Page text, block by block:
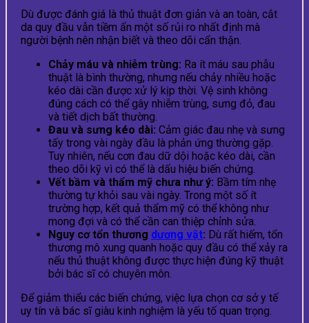
Dù được đánh giá là thủ thuật đơn giản và an toàn, cắt
da quy đầu vẫn tiềm ẩn một số rủi ro nhất định mà
người bệnh nên nhận biết và theo dõi cẩn thận.
Chảy máu và nhiễm trùng: Ra ít máu sau phẫu
thuật là bình thường, nhưng nếu chảy nhiều hoặc
kéo dài cần được xử lý kịp thời. Vệ sinh không
đúng cách có thể gây nhiễm trùng, sưng đỏ, đau
và tiết dịch bất thường.
Đau và sưng kéo dài: Cảm giác đau nhẹ và sưng
tấy trong vài ngày đầu là phản ứng thường gặp.
Tuy nhiên, nếu cơn đau dữ dội hoặc kéo dài, cần
theo dõi kỹ vì có thể là dấu hiệu biến chứng.
Vết bầm và thẩm mỹ chưa như ý: Bầm tím nhẹ
thường tự khỏi sau vài ngày. Trong một số ít
trường hợp, kết quả thẩm mỹ có thể không như
mong đợi và có thể cần can thiệp chỉnh sửa.
Nguy cơ tổn thương dương vật: Dù rất hiếm, tổn
thương mô xung quanh hoặc quy đầu có thể xảy ra
nếu thủ thuật không được thực hiện đúng kỹ thuật
bởi bác sĩ có chuyên môn.
Để giảm thiểu các biến chứng, việc lựa chọn cơ sở y tế
uy tín và bác sĩ giàu kinh nghiệm là yếu tố quan trọng.